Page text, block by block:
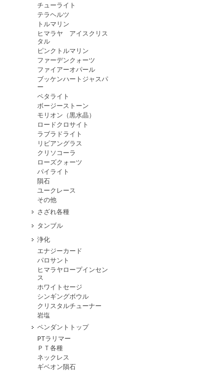
チューライト
テラヘルツ
トルマリン
ヒマラヤ アイスクリス
タル
ピンクトルマリン
ファーデンクォーツ
ファイアーオパール
ブッケンハートジャスパ
ー
ペタライト
ボージーストーン
モリオン（黒水晶）
ロードクロサイト
ラブラドライト
リビアングラス
クリソコーラ
ローズクォーツ
パイライト
隕石
ユークレース
その他
さざれ各種
タンブル
浄化
エナジーカード
パロサント
ヒマラヤロープインセン
ス
ホワイトセージ
シンギングボウル
クリスタルチューナー
岩塩
ペンダントトップ
PTラリマー
ＰＴ各種
ネックレス
ギベオン隕石